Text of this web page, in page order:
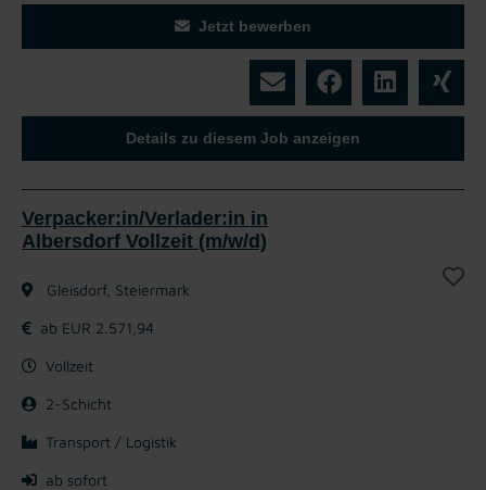
Jetzt bewerben
Details zu diesem Job anzeigen
Verpacker:in/Verlader:in in
Albersdorf Vollzeit (m/w/d)
Gleisdorf, Steiermark
ab EUR 2.571,94
Vollzeit
2-Schicht
Transport / Logistik
ab sofort